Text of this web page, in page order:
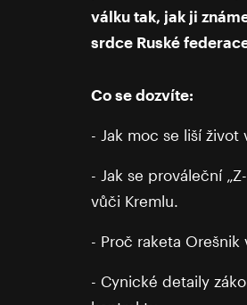
válku tak, jak ji
srdce Ruské
Co se dozvíte:
- Jak moc se liší
- Jak se prováleční
vůči Kremlu.
- Proč raketa Orešnik
- Cynické detaily